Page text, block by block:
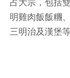
占大宗，包括
明雞肉飯飯糰
三明治及漢堡